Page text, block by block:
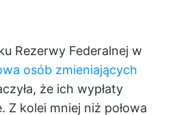
Rezerwy Federalnej w
osób zmieniających
że ich wypłaty
Z kolei mniej niż połowa